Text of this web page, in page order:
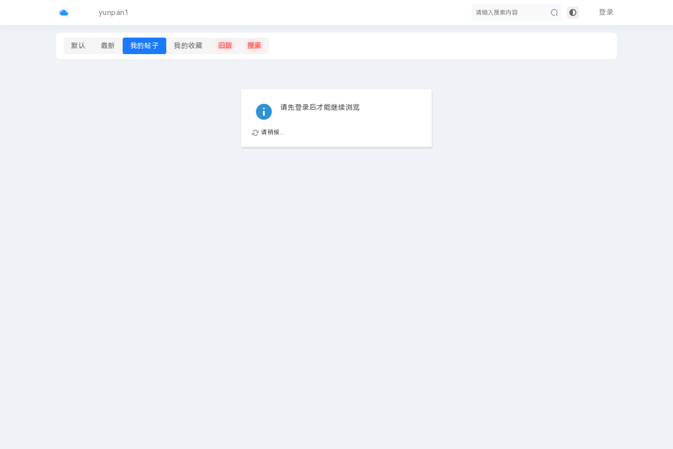
登录
yunpan1
默认 最新 我的帖子 我的收藏 旧版 搜索
请先登录后才能继续浏览
请稍候...